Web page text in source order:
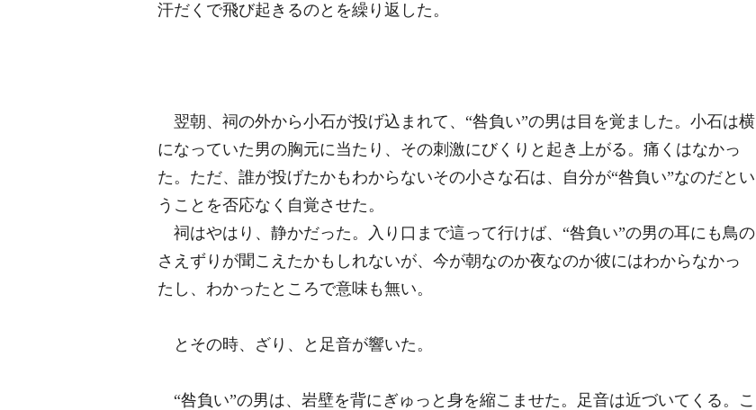
汗だくで飛び起きるのとを繰り返した。
翌朝、祠の外から小石が投げ込まれて、“咎負い”の男は目を覚ました。小石は横
になっていた男の胸元に当たり、その刺激にびくりと起き上がる。痛くはなかっ
た。ただ、誰が投げたかもわからないその小さな石は、自分が“咎負い”なのだとい
うことを否応なく自覚させた。
祠はやはり、静かだった。入り口まで這って行けば、“咎負い”の男の耳にも鳥の
さえずりが聞こえたかもしれないが、今が朝なのか夜なのか彼にはわからなかっ
たし、わかったところで意味も無い。
とその時、ざり、と足音が響いた。
“咎負い”の男は、岩壁を背にぎゅっと身を縮こませた。足音は近づいてくる。こ